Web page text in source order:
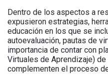
Dentro de los aspectos a
expusieron estrategias,
educación en los que se
autoevaluación, pautas de
importancia de contar con
Virtuales de Aprendizaje)
complementen el proceso